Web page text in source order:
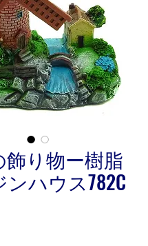
飾り物ー樹脂
ハウス782C